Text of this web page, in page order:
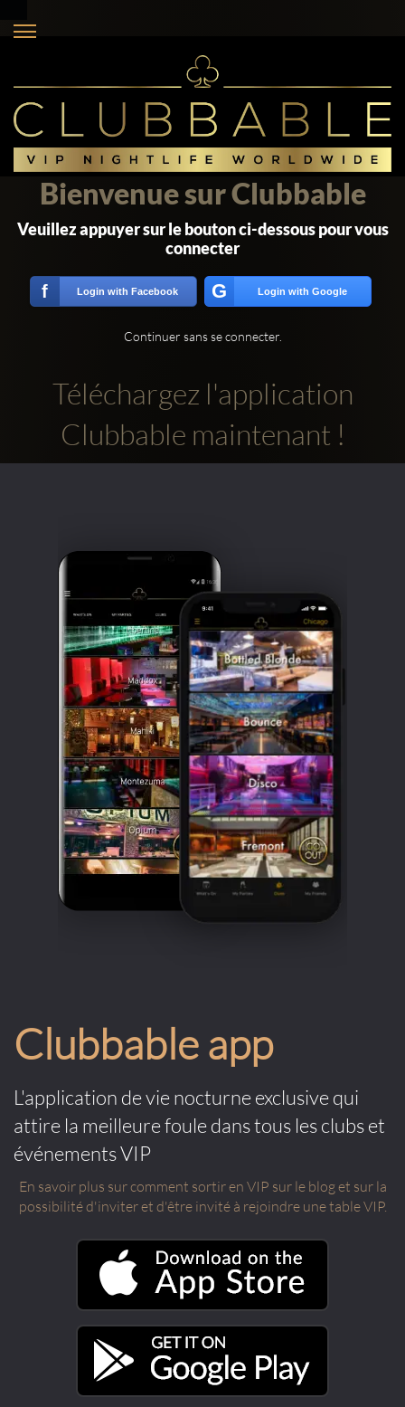
Comptes
sociaux
Clubbable:
Bienvenue sur Clubbable
Veuillez appuyer sur le bouton ci-dessous pour vous
connecter
f Login with Facebook G Login with Google
Continuer sans se connecter.
Téléchargez l'application
Clubbable maintenant !
Clubbable app
L'application de vie nocturne exclusive qui
attire la meilleure foule dans tous les clubs et
événements VIP
En savoir plus sur comment sortir en VIP sur le blog et sur la
possibilité d'inviter et d'être invité à rejoindre une table VIP.